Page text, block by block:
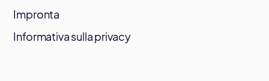
Impronta
Informativa sulla privacy